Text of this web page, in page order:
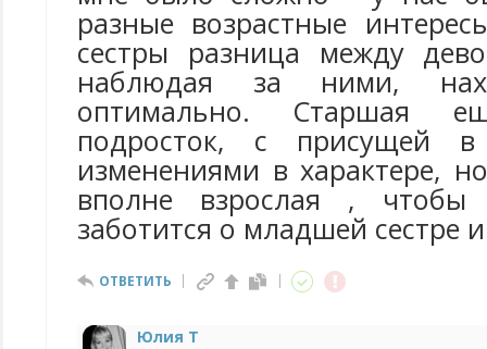
разные возрастные
сестры разница между
наблюдая за ними,
оптимально. Старшая
подросток, с присущей в
изменениями в характере,
вполне взрослая , чтобы
заботится о младшей сестре
ОТВЕТИТЬ
Юлия Т